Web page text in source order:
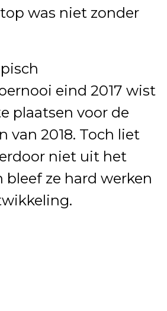
was niet zonder
eind 2017 wist
plaatsen voor de
van 2018. Toch liet
niet uit het
bleef ze hard werken